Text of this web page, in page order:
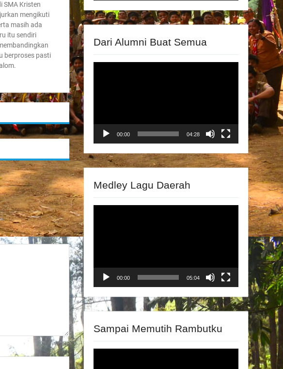
SMA Kristen
mengikuti
masih ada
itu sendiri
berproses pasti
Dari Alumni Buat Semua
00:00 04:28
Medley Lagu Daerah
00:00 05:04
Sampai Memutih Rambutku